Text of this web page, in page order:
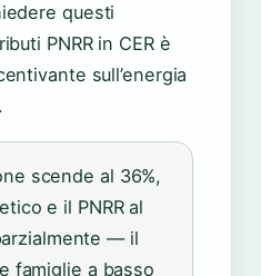
questi
PNRR in CER è
sull’energia
scende al 36%,
e il PNRR al
— il
famiglie a basso